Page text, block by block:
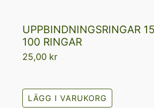
UPPBINDNINGSRINGAR
100 RINGAR
25,00 kr
LÄGG I VARUKORG